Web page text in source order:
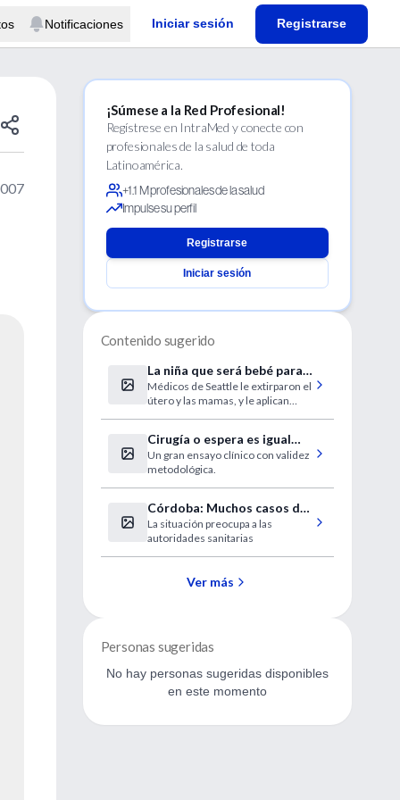
Notificaciones Iniciar sesión Registrarse
¡Súmese a la Red Profesional!
Regístrese en IntraMed y conecte con
profesionales de la salud de toda
Latinoamérica.
+1.1 M profesionales de la salud
Impulse su perfil
Registrarse
Iniciar sesión
Contenido sugerido
La niña que será bebé para
siempre: polémica
Médicos de Seattle le extirparon el
útero y las mamas, y le aplican
padres.
Cirugía o espera es igual
para la hernia de disco
Un gran ensayo clínico con validez
metodológica.
Córdoba: Muchos casos de
Síndrome Urémico
Hemolítico en 2006
La situación preocupa a las
autoridades sanitarias
Ver más
Personas sugeridas
No hay personas sugeridas disponibles
en este momento